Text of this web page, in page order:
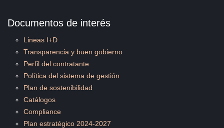
Documentos de interés
Lineas I+D
Transparencia y buen gobierno
Perfil del contratante
Política del sistema de gestión
Plan de sostenibilidad
Catálogos
Compliance
Plan estratégico 2024-2027